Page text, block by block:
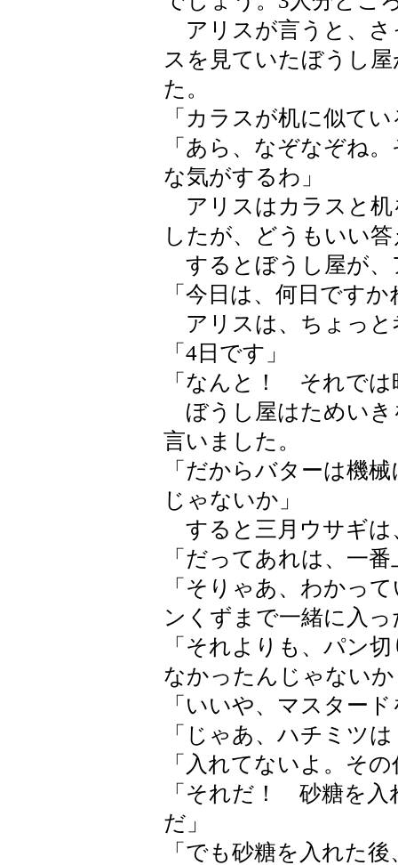
アリスが言うと、さ
スを見ていたぼうし
た。
「カラスが机に似て
「あら、なぞなぞね
な気がするわ」
アリスはカラスと机
したが、どうもいい
するとぼうし屋が、
「今日は、何日ですか
アリスは、ちょっと
「4日です」
「なんと！ それでは
ぼうし屋はためいき
言いました。
「だからバターは機
じゃないか」
すると三月ウサギは
「だってあれは、一
「そりゃあ、わかっ
ンくずまで一緒に入
「それよりも、パン
なかったんじゃない
「いいや、マスター
「じゃあ、ハチミツ
「入れてないよ。そ
「それだ！ 砂糖を入
だ」
「でも砂糖を入れた